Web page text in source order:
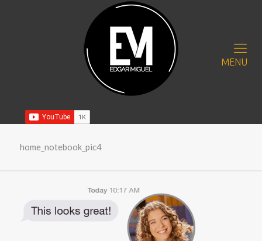
MENU
home_notebook_pic4